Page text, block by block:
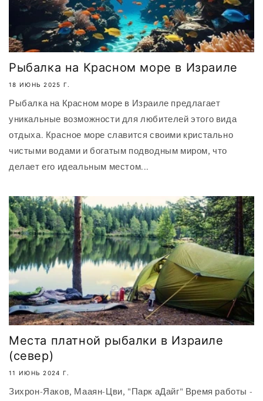
Рыбалка на Красном море в Израиле
18 ИЮНЬ 2025 Г.
Рыбалка на Красном море в Израиле предлагает
уникальные возможности для любителей этого вида
отдыха. Красное море славится своими кристально
чистыми водами и богатым подводным миром, что
делает его идеальным местом...
Места платной рыбалки в Израиле
(север)
11 ИЮНЬ 2024 Г.
Зихрон-Яаков, Мааян-Цви, "Парк аДайг" Время работы -